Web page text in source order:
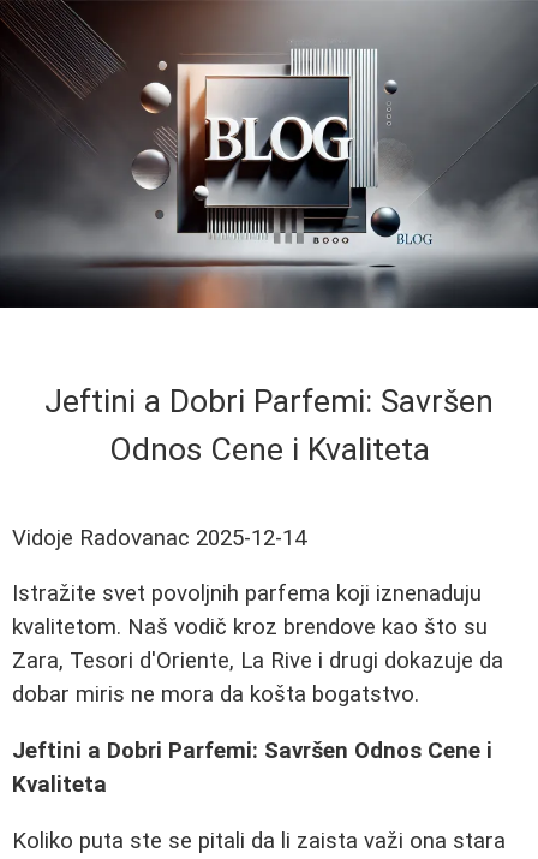
Jeftini a Dobri Parfemi: Savršen
Odnos Cene i Kvaliteta
Vidoje Radovanac 2025-12-14
Istražite svet povoljnih parfema koji iznenaduju
kvalitetom. Naš vodič kroz brendove kao što su
Zara, Tesori d'Oriente, La Rive i drugi dokazuje da
dobar miris ne mora da košta bogatstvo.
Jeftini a Dobri Parfemi: Savršen Odnos Cene i
Kvaliteta
Koliko puta ste se pitali da li zaista važi ona stara